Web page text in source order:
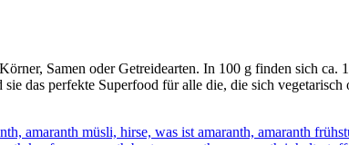
Samen oder Getreidearten. In 100 g finden sich
das perfekte Superfood für alle die, die sich